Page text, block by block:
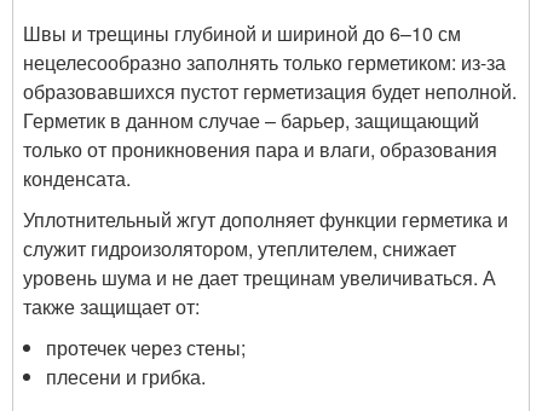
Швы и трещины глубиной и шириной до 6–10 см
нецелесообразно заполнять только герметиком: из-за
образовавшихся пустот герметизация будет неполной.
Герметик в данном случае – барьер, защищающий
только от проникновения пара и влаги, образования
конденсата.
Уплотнительный жгут дополняет функции герметика и
служит гидроизолятором, утеплителем, снижает
уровень шума и не дает трещинам увеличиваться. А
также защищает от:
протечек через стены;
плесени и грибка.